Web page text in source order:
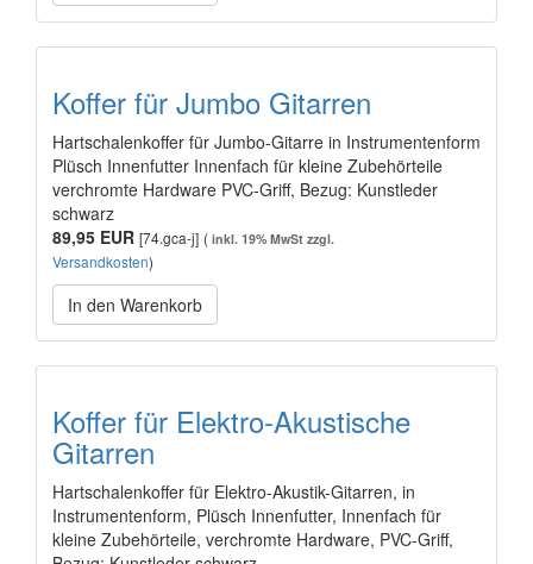
Koffer für Jumbo Gitarren
Hartschalenkoffer für Jumbo-Gitarre in Instrumentenform
Plüsch Innenfutter Innenfach für kleine Zubehörteile
verchromte Hardware PVC-Griff, Bezug: Kunstleder
schwarz
89,95 EUR [74.gca-j] ( inkl. 19% MwSt zzgl.
Versandkosten)
In den Warenkorb
Koffer für Elektro-Akustische
Gitarren
Hartschalenkoffer für Elektro-Akustik-Gitarren, in
Instrumentenform, Plüsch Innenfutter, Innenfach für
kleine Zubehörteile, verchromte Hardware, PVC-Griff,